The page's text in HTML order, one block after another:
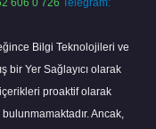
606 0 726 Telegram:
Bilgi Teknolojileri ve
bir Yer Sağlayıcı olarak
proaktif olarak
Ancak,